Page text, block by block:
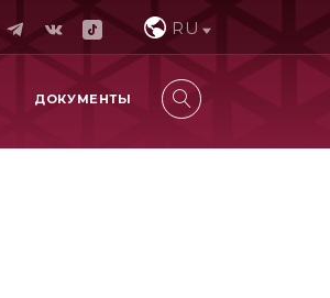
RU
ДОКУМЕНТЫ